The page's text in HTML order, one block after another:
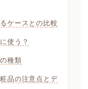
ケースとの比較
使う？
種類
品の注意点とデ